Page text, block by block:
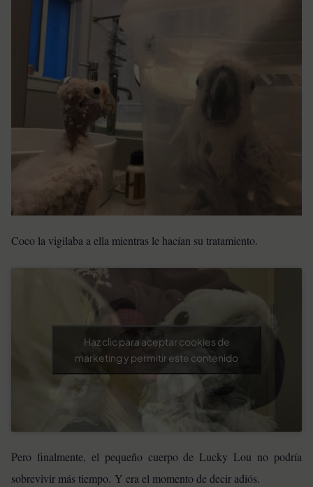
Coco la vigilaba a ella mientras le hacían su tratamiento.
Haz clic para aceptar cookies de
marketing y permitir este contenido
Pero finalmente, el pequeño cuerpo de Lucky Lou no podría
sobrevivir más tiempo. Y era el momento de decir adiós.